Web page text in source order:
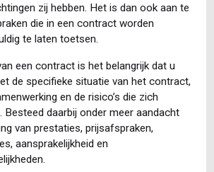
zij hebben. Het is dan ook aan te
die in een contract worden
te laten toetsen.
een contract is het belangrijk dat u
de specifieke situatie van het contract,
en de risico’s die zich
Besteed daarbij onder meer aandacht
van prestaties, prijsafspraken,
aansprakelijkheid en